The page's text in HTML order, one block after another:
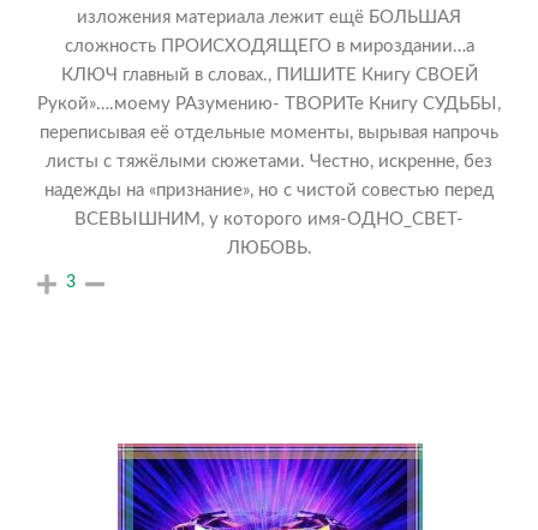
изложения материала лежит ещё БОЛЬШАЯ
сложность ПРОИСХОДЯЩЕГО в мироздании…а
КЛЮЧ главный в словах., ПИШИТЕ Книгу СВОЕЙ
Рукой»….моему РАзумению- ТВОРИТе Книгу СУДЬБЫ,
переписывая её отдельные моменты, вырывая напрочь
листы с тяжёлыми сюжетами. Честно, искренне, без
надежды на «признание», но с чистой совестью перед
ВСЕВЫШНИМ, у которого имя-ОДНО_СВЕТ-
ЛЮБОВЬ.
3